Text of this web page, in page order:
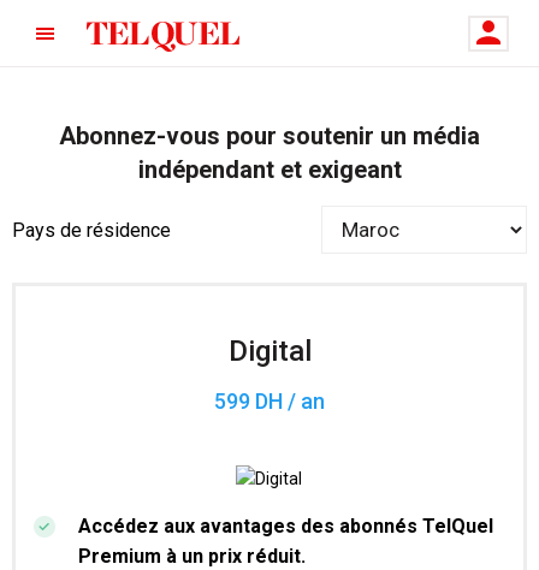
Abonnez-vous pour soutenir un média
indépendant et exigeant
Pays de résidence
Digital
599 DH / an
Accédez aux avantages des abonnés TelQuel
Premium à un prix réduit.